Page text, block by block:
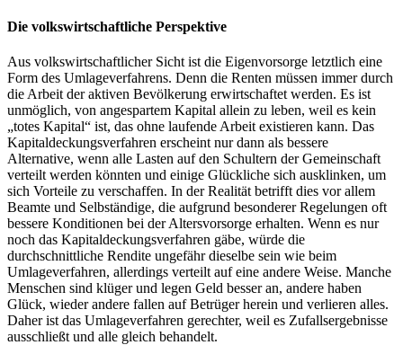
Die volkswirtschaftliche Perspektive
Aus volkswirtschaftlicher Sicht ist die Eigenvorsorge letztlich eine
Form des Umlageverfahrens. Denn die Renten müssen immer durch
die Arbeit der aktiven Bevölkerung erwirtschaftet werden. Es ist
unmöglich, von angespartem Kapital allein zu leben, weil es kein
„totes Kapital“ ist, das ohne laufende Arbeit existieren kann. Das
Kapitaldeckungsverfahren erscheint nur dann als bessere
Alternative, wenn alle Lasten auf den Schultern der Gemeinschaft
verteilt werden könnten und einige Glückliche sich ausklinken, um
sich Vorteile zu verschaffen. In der Realität betrifft dies vor allem
Beamte und Selbständige, die aufgrund besonderer Regelungen oft
bessere Konditionen bei der Altersvorsorge erhalten. Wenn es nur
noch das Kapitaldeckungsverfahren gäbe, würde die
durchschnittliche Rendite ungefähr dieselbe sein wie beim
Umlageverfahren, allerdings verteilt auf eine andere Weise. Manche
Menschen sind klüger und legen Geld besser an, andere haben
Glück, wieder andere fallen auf Betrüger herein und verlieren alles.
Daher ist das Umlageverfahren gerechter, weil es Zufallsergebnisse
ausschließt und alle gleich behandelt.